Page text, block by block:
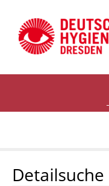
Detailsuche